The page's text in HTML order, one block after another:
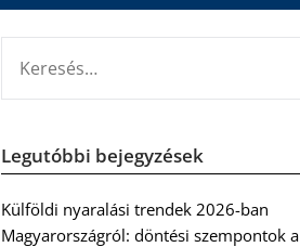
Legutóbbi bejegyzések
Külföldi nyaralási trendek 2026-ban
Magyarországról: döntési szempontok a